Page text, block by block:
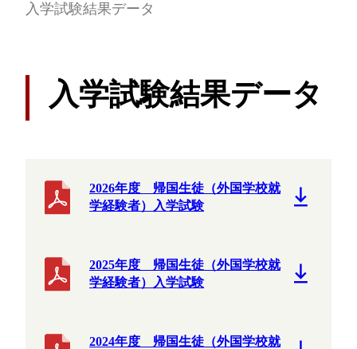
入学試験結果データ
入学試験結果データ
2026年度 帰国生徒（外国学校就
学経験者）入学試験
2025年度 帰国生徒（外国学校就
学経験者）入学試験
2024年度 帰国生徒（外国学校就